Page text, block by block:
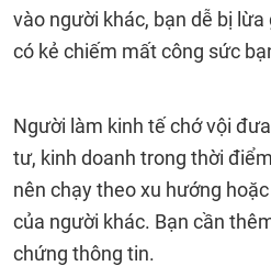
vào người khác, bạn dễ bị
có kẻ chiếm mất công sức
Người làm kinh tế chớ vội
tư, kinh doanh trong thời
nên chạy theo xu hướng
của người khác. Bạn cần
chứng thông tin.